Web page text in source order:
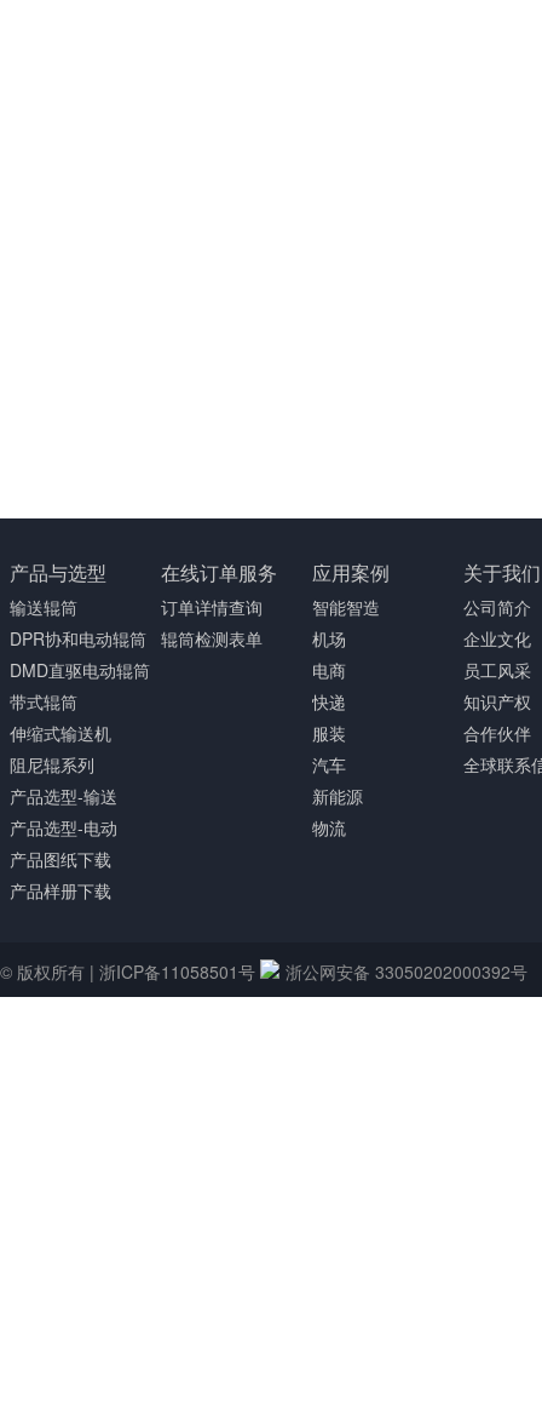
产品与选型
输送辊筒
DPR协和电动辊筒
DMD直驱电动辊筒
带式辊筒
伸缩式输送机
阻尼辊系列
产品选型-输送
产品选型-电动
产品图纸下载
产品样册下载
在线订单服务
订单详情查询
辊筒检测表单
应用案例
智能智造
机场
电商
快递
服装
汽车
新能源
物流
关于我们
公司简介
企业文化
员工风采
知识产权
合作伙伴
全球联系
© 版权所有 | 浙ICP备11058501号 浙公网安备 33050202000392号